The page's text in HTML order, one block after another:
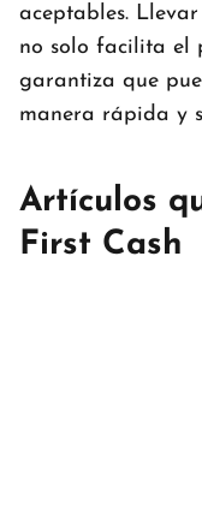
aceptables.
no solo facilita el
garantiza que
manera rápida y
Artículos
First Cash